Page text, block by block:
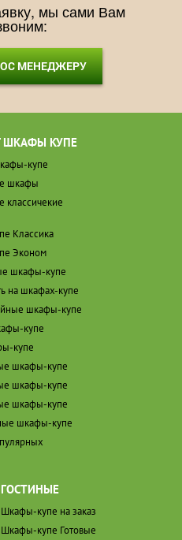
мы сами Вам
МЕНЕДЖЕРУ
ШКАФЫ КУПЕ
купе
шкафы
классичекие
Классика
Эконом
шкафы-купе
на шкафах-купе
шкафы-купе
купе
купе
шкафы-купе
шкафы-купе
шкафы-купе
шкафы-купе
ГОСТИНЫЕ
Шкафы-купе на заказ
Шкафы-купе Готовые